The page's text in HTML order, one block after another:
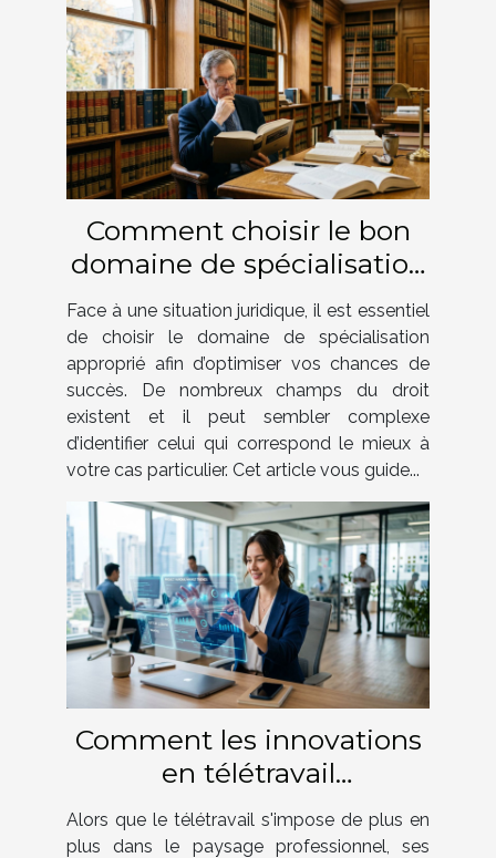
Comment choisir le bon
domaine de spécialisation
juridique pour votre cas ?
Face à une situation juridique, il est essentiel
de choisir le domaine de spécialisation
approprié afin d’optimiser vos chances de
succès. De nombreux champs du droit
existent et il peut sembler complexe
d’identifier celui qui correspond le mieux à
votre cas particulier. Cet article vous guide...
Comment les innovations
en télétravail
transforment-elles le
monde professionnel ?
Alors que le télétravail s'impose de plus en
plus dans le paysage professionnel, ses